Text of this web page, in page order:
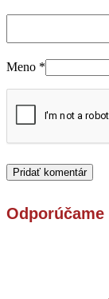
Meno *
Odporúčame